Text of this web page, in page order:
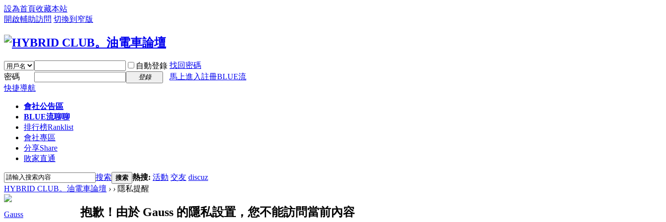
設為首頁收藏本站
開啟輔助訪問 切換到窄版
自動登錄 找回密碼
密碼
登錄
馬上進入註冊BLUE流
快捷導航
會社公告區
BLUE流聊聊
排行榜Ranklist
會社專區
分享Share
敗家直通
搜索 搜索 熱搜: 活動 交友 discuz
HYBRID CLUB。油電車論壇 › › 隱私提醒
Gauss 抱歉！由於 Gauss 的隱私設置，您不能訪問當前內容